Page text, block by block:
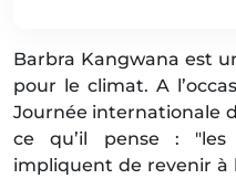
Barbra Kangwana est
pour le climat. A
Journée internationale
ce qu’il pense : "les
impliquent de revenir à